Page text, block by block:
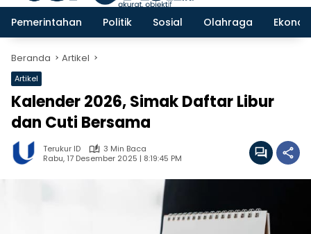
Pemerintahan Politik Sosial Olahraga
Beranda Artikel
Artikel
Kalender 2026, Simak Daftar Libur
dan Cuti Bersama
Terukur ID
3 Min Baca
Rabu, 17 Desember 2025 | 8:19:45 PM